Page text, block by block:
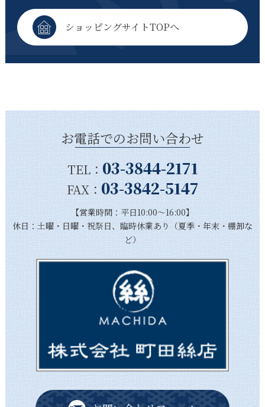
ショッピングサイトTOPへ
お電話でのお問い合わせ
TEL： 03-3844-2171
FAX： 03-3842-5147
【営業時間：平日10:00～16:00】
休日：土曜・日曜・祝祭日、臨時休業あり（夏季・年末・棚卸な
ど）